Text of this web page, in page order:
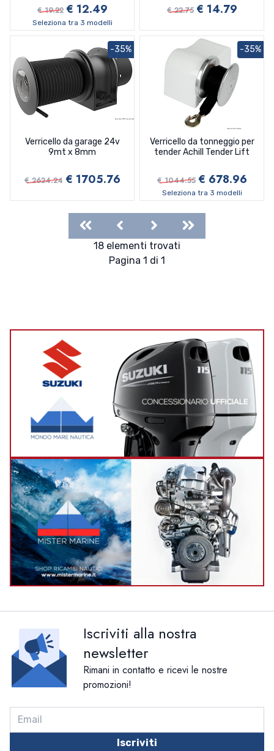
€ 19.22 € 12.49
Seleziona tra 3 modelli
€ 22.75 € 14.79
Verricello da garage 24v
9mt x 8mm
€ 2624.24 € 1705.76
-35%
Verricello da tonneggio per
tender Achill Tender Lift
€ 1044.55 € 678.96
-35%
Seleziona tra 3 modelli
FirstPrevious
18 elementi trovati
Pagina 1 di 1
NextLast
Iscriviti alla nostra
newsletter
Rimani in contatto e ricevi le nostre
promozioni!
Iscriviti